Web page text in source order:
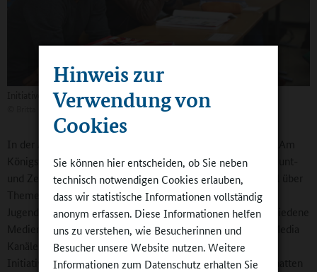
Hinweis zur
Verwendung von
Cookies
Sie können hier entscheiden, ob Sie neben
technisch notwendigen Cookies erlauben,
dass wir statistische Informationen vollständig
anonym erfassen. Diese Informationen helfen
uns zu verstehen, wie Besucherinnen und
Besucher unsere Website nutzen. Weitere
Informationen zum Datenschutz erhalten Sie
Initiative der Schülerinnen und Schülern
Britta Hüning
In der AG „Kingfluencer“ der Integrierten Sekundarschule „Am
Königstor“ in Berlin-Friedrichshain beschäftigen sich die Neunt-
und Zehntklässler mit sozialen Medien. Sie berichten digital über
Themen aus dem Schulalltag, aber auch über Fragen, die
Jugendliche insgesamt beschäftigen. Dabei kommen verschiedene
Medien wie Videos, Fotos, Blogs und verschiedene Social Media
Kanäle zum Einsatz. Auch ein Podcast wurde erstellt. Die
Initiative ging von den Schülerinnen und Schülern aus. Sie hatten